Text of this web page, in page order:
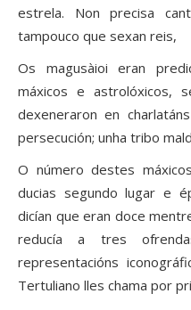
estrela. Non precisa
tampouco que sexan reis,
Os magusàioi eran
máxicos e astrolóxicos,
dexeneraron en
persecución; unha tribo
O número destes
ducias segundo lugar e
dicían que eran doce
reducía a tres
representacións
Tertuliano lles chama por